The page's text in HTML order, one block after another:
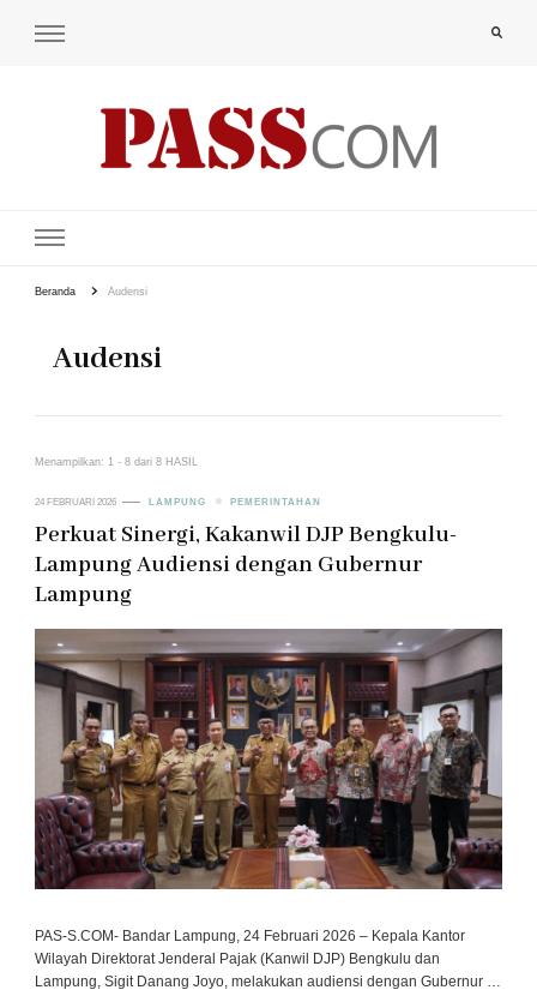
Beranda Audensi
Audensi
Menampilkan: 1 - 8 dari 8 HASIL
24 FEBRUARI 2026 LAMPUNG PEMERINTAHAN
Perkuat Sinergi, Kakanwil DJP Bengkulu-
Lampung Audiensi dengan Gubernur
Lampung
PAS-S.COM- Bandar Lampung, 24 Februari 2026 – Kepala Kantor
Wilayah Direktorat Jenderal Pajak (Kanwil DJP) Bengkulu dan
Lampung, Sigit Danang Joyo, melakukan audiensi dengan Gubernur …